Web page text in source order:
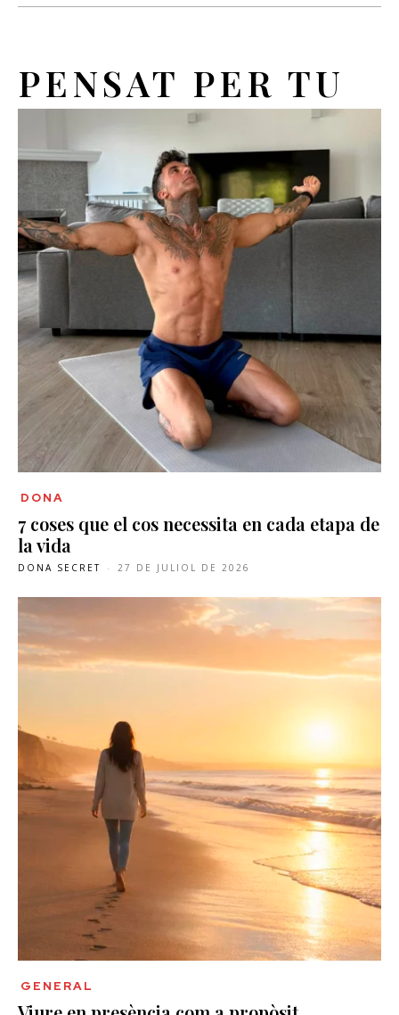
PENSAT PER TU
DONA
7 coses que el cos necessita en cada etapa de
la vida
DONA SECRET - 27 DE JULIOL DE 2026
GENERAL